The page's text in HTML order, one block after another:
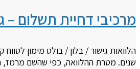
מרכיבי דחיית תשלום –
שנים. מטרת ההלוואה, כפי שהשם מרמז,